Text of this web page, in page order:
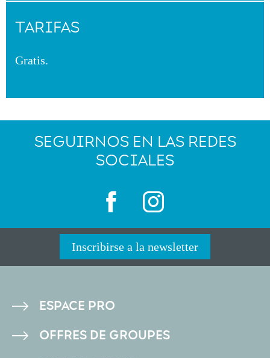
TARIFAS
Gratis.
SEGUIRNOS EN LAS REDES
SOCIALES
Inscribirse a la newsletter
PIED
DE
ESPACE PRO
OFFRES DE GROUPES